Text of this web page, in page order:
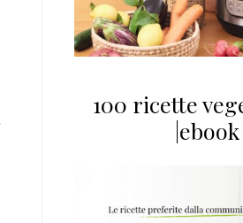
100 ricette
|ebook